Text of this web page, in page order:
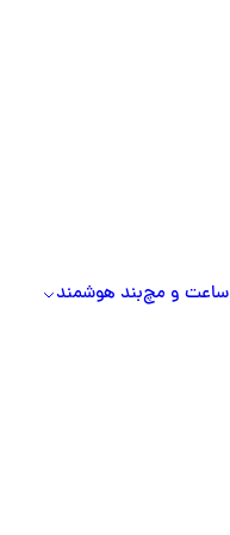
ساعت و مچ‌بند هوشمند